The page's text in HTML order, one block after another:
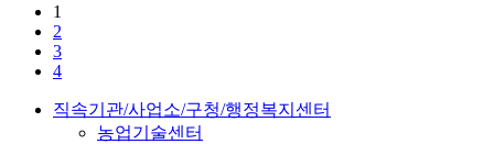
1
2
3
4
직속기관/사업소/구청/행정복지센터
농업기술센터